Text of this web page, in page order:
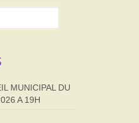
MUNICIPAL DU
A 19H